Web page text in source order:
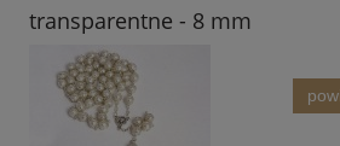
transparentne - 8 mm